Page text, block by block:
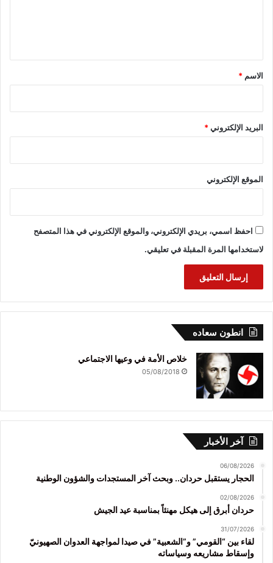
*
الاسم *
البريد الإلكتروني*
الموقع الإلكتروني
احفظ اسمي، بريدي الإلكتروني، والموقع الإلكتروني في هذا المتصفح
لاستخدامها المرة المقبلة في تعليقي.
انطون سعاده
خلاص الأمة في وعيها الاجتماعي
05/08/2018
آخر الأخبار
06/08/2026
الحجار يستقبل حردان.. وبحث آخر المستجدات والشؤون الوطنية
02/08/2026
حردان أبرق إلى هيكل مهنئاً بمناسبة عيد الجيش
31/07/2026
لقاء بين “القومي” و”الشعبية” في صيدا لمواجهة العدوان الصهيونيّ
وإسقاط مشاريعه وسياساته